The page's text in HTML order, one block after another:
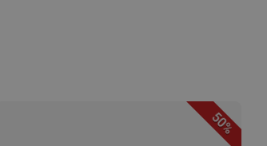
50%